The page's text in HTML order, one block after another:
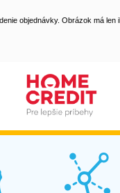
objednávky. Obrázok má len